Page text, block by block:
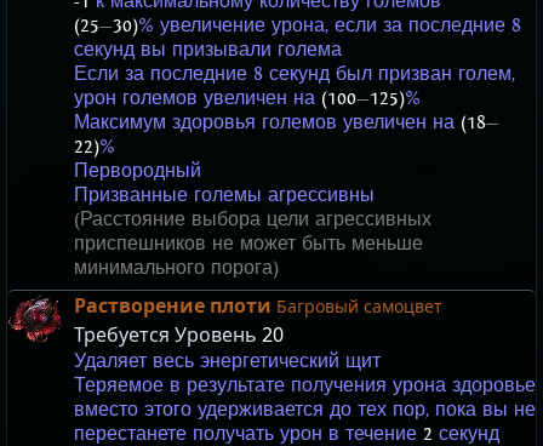
(25—30)% увеличение урона, если за последние 8
секунд вы призывали голема
Если за последние 8 секунд был призван голем,
урон големов увеличен на (100—125)%
Максимум здоровья големов увеличен на (18—
22)%
Первородный
Призванные големы агрессивны
(Расстояние выбора цели агрессивных
приспешников не может быть меньше
минимального порога)
Растворение плоти Багровый самоцвет
Требуется Уровень 20
Удаляет весь энергетический щит
Теряемое в результате получения урона здоровье
вместо этого удерживается до тех пор, пока вы не
перестанете получать урон в течение 2 секунд